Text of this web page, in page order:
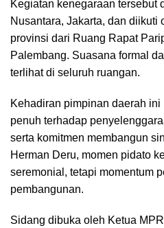
Kegiatan kenegaraan tersebut
Nusantara, Jakarta, dan diikuti
provinsi dari Ruang Rapat
Palembang. Suasana formal
terlihat di seluruh ruangan.
Kehadiran pimpinan daerah
penuh terhadap
serta komitmen membangun
Herman Deru, momen pidato
seremonial, tetapi momentum
pembangunan.
Sidang dibuka oleh Ketua